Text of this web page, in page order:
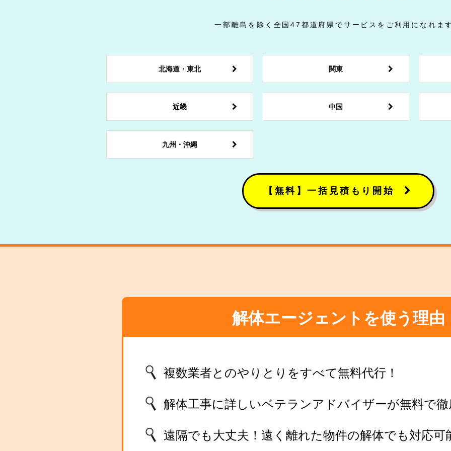
一部離島を除く全国47都道府県でサービスをご利用になれます
北海道・東北 関東
近畿 中国
九州・沖縄
【無料】一括見積もり開始
解体エージェントを使う理由
複数業者とのやりとりをすべて無料代行！
解体工事に詳しいベテランアドバイザーが無料で徹
遠隔でも大丈夫！遠く離れた物件の解体でも対応可